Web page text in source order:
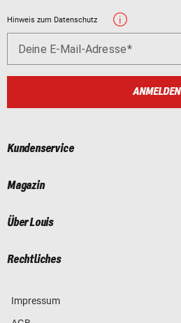
Hinweis zum Datenschutz
Deine E-Mail-Adresse
ANMELDEN
Kundenservice
Magazin
Über Louis
Rechtliches
Impressum